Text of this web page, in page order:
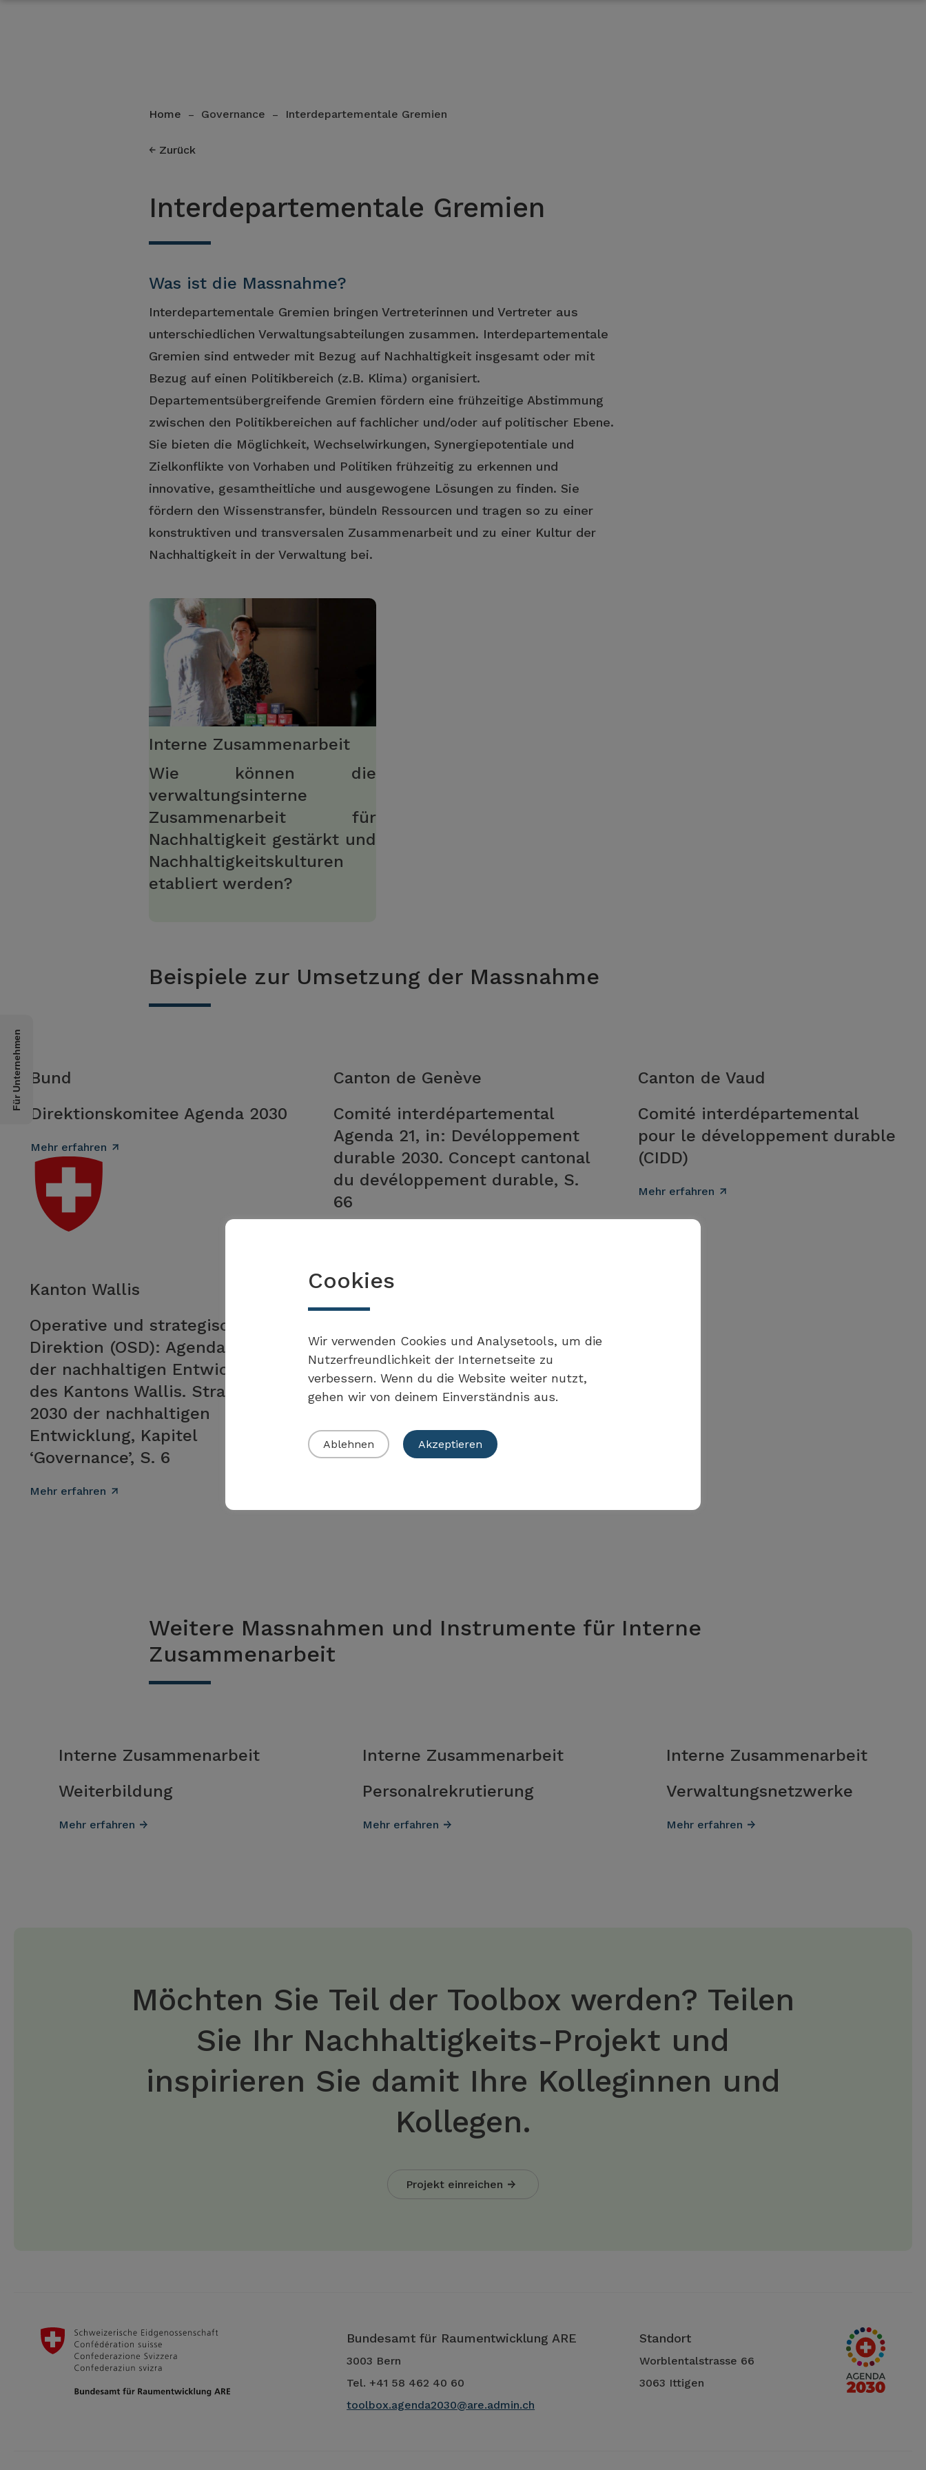
Home – Governance – Interdepartementale Gremien
Zurück
Interdepartementale Gremien
Was ist die Massnahme?
Interdepartementale Gremien bringen Vertreterinnen und Vertreter aus
unterschiedlichen Verwaltungsabteilungen zusammen. Interdepartementale
Gremien sind entweder mit Bezug auf Nachhaltigkeit insgesamt oder mit
Bezug auf einen Politikbereich (z.B. Klima) organisiert.
Departementsübergreifende Gremien fördern eine frühzeitige Abstimmung
zwischen den Politikbereichen auf fachlicher und/oder auf politischer Ebene.
Sie bieten die Möglichkeit, Wechselwirkungen, Synergiepotentiale und
Zielkonflikte von Vorhaben und Politiken frühzeitig zu erkennen und
innovative, gesamtheitliche und ausgewogene Lösungen zu finden. Sie
fördern den Wissenstransfer, bündeln Ressourcen und tragen so zu einer
konstruktiven und transversalen Zusammenarbeit und zu einer Kultur der
Nachhaltigkeit in der Verwaltung bei.
Interne Zusammenarbeit
Wie können die
verwaltungsinterne
Zusammenarbeit für
Nachhaltigkeit gestärkt und
Nachhaltigkeitskulturen
etabliert werden?
Beispiele zur Umsetzung der Massnahme
Bund
Direktionskomitee Agenda 2030
Mehr erfahren
Canton de Genève
Comité interdépartemental
Agenda 21, in: Devéloppement
durable 2030. Concept cantonal
du devéloppement durable, S.
66
Canton de Vaud
Comité interdépartemental
pour le développement durable
(CIDD)
Mehr erfahren
Kanton Wallis
Operative und strategische
Direktion (OSD): Agenda 2030
der nachhaltigen Entwicklung
des Kantons Wallis. Strategie
2030 der nachhaltigen
Entwicklung, Kapitel
‘Governance’, S. 6
Mehr erfahren
Stadt Bern
Entwicklung: Rahmenstrategie
Nachhaltige Entwicklung der
Stadt Bern 2021-2030, Kapitel
Mehr erfahren
Weitere Massnahmen und Instrumente für Interne
Zusammenarbeit
Interne Zusammenarbeit
Weiterbildung
Mehr erfahren
Interne Zusammenarbeit
Personalrekrutierung
Mehr erfahren
Interne Zusammenarbeit
Verwaltungsnetzwerke
Mehr erfahren
Möchten Sie Teil der Toolbox werden? Teilen
Sie Ihr Nachhaltigkeits-Projekt und
inspirieren Sie damit Ihre Kolleginnen und
Kollegen.
Projekt einreichen
Bundesamt für Raumentwicklung ARE
3003 Bern
Tel. +41 58 462 40 60
toolbox.agenda2030@are.admin.ch
Standort
Worblentalstrasse 66
3063 Ittigen
Für Unternehmen
Cookies
Wir verwenden Cookies und Analysetools, um die
Nutzerfreundlichkeit der Internetseite zu
verbessern. Wenn du die Website weiter nutzt,
gehen wir von deinem Einverständnis aus.
Ablehnen Akzeptieren